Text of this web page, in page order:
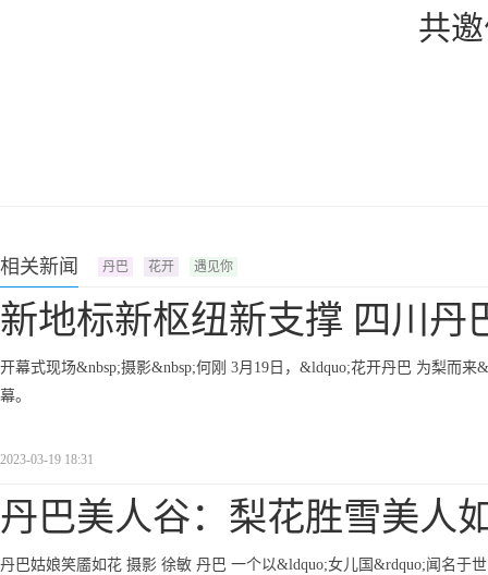
共
相关新闻 丹巴 花开 遇见你
新地标新枢纽新支撑 四川丹
开幕式现场&nbsp;摄影&nbsp;何刚 3月19日，&ldquo;花开丹巴 为梨而
幕。
2023-03-19 18:31
丹巴美人谷：梨花胜雪美人
丹巴姑娘笑靥如花 摄影 徐敏 丹巴 一个以&ldquo;女儿国&rdquo;闻名于